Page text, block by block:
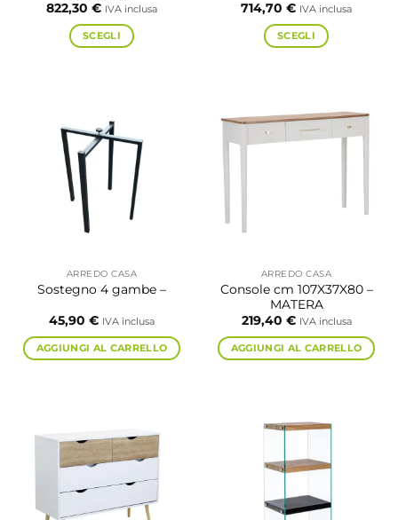
822,30 € IVA inclusa
SCEGLI
varianti.
Le
opzioni
possono
essere
scelte
del
prodotto
714,70 € IVA inclusa
SCEGLI
più
varianti.
del
prodotto
ARREDO CASA
Sostegno 4 gambe –
45,90 € IVA inclusa
AGGIUNGI AL CARRELLO
ARREDO CASA
Console cm 107X37X80 –
MATERA
219,40 € IVA inclusa
AGGIUNGI AL CARRELLO